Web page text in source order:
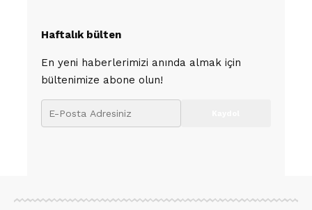
Haftalık bülten
En yeni haberlerimizi anında almak için
bültenimize abone olun!